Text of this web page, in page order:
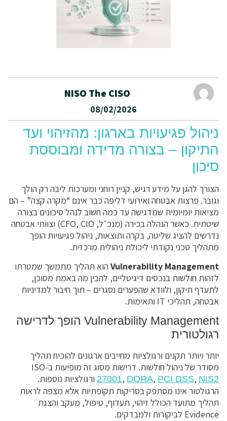
NISO The CISO
08/02/2026
ניהול פגיעויות בארגון: מהזיהוי ועד
התיקון – בצורה מדידה ומבוססת
סיכון
הצורך להגן על מידע רגיש, קניין רוחני ומערכות ליבה רק הולך
וגובר. פרצות אבטחה ואירועי דליפה כבר אינם “מקרה קצה” – הם
מציאות יומיומית שמדגישה עד כמה חשוב לנהל סיכונים בצורה
שיטתית. כאשר הנהלה בכירה (מנכ״ל, CFO, CIO) וצוותי אבטחה
נדרשים להציג שליטה, בקרה ותוצאות, ניהול פגיעויות הופך
מתהליך טכני נקודתי ליכולת ניהולית מרכזית.
Vulnerability Management הוא תהליך מתמשך שמטרתו
לזהות חולשות בנכסים דיגיטליים, להבין מה באמת מסוכן,
לתעדף תיקון, ולוודא שהפערים נסגרים – תוך חיבור למדיניות
אבטחה, תהליכי IT ותאימות.
Vulnerability Management הופך לדרישה
רגולטורית
יותר ויותר תקנים ורגולציות מחייבים ארגונים להוכיח תהליך
מסודר של ניהול חולשות. דרישות מסוג זה מופיעות ב-ISO
27001, DORA, PCI DSS, NIS2
ורגולציות נוספות.
הרגולטור אינו מסתפק בסריקות תקופתיות אלא מצפה לראות
תהליך מתועד הכולל זיהוי, תעדוף, טיפול, מעקב והצגת
Evidence לביקורות ולמבדקים.